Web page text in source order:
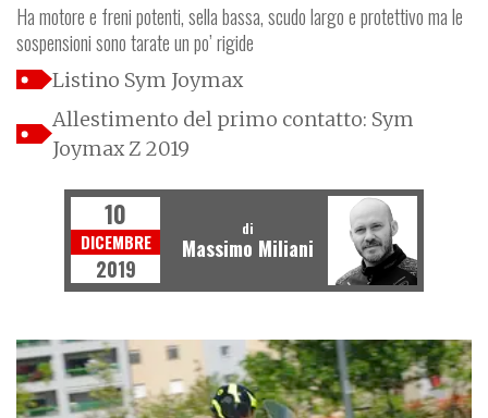
Ha motore e freni potenti, sella bassa, scudo largo e protettivo ma le
sospensioni sono tarate un po’ rigide
Listino Sym Joymax
Allestimento del primo contatto: Sym
Joymax Z 2019
10
DICEMBRE
2019
di
Massimo Miliani